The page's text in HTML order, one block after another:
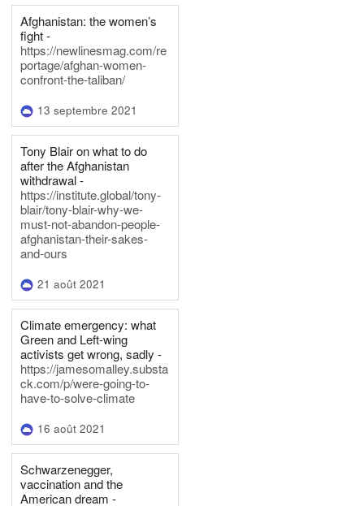
Afghanistan: the women’s
fight -
https://newlinesmag.com/re
portage/afghan-women-
confront-the-taliban/
13 septembre 2021
Tony Blair on what to do
after the Afghanistan
withdrawal -
https://institute.global/tony-
blair/tony-blair-why-we-
must-not-abandon-people-
afghanistan-their-sakes-
and-ours
21 août 2021
Climate emergency: what
Green and Left-wing
activists get wrong, sadly -
https://jamesomalley.substa
ck.com/p/were-going-to-
have-to-solve-climate
16 août 2021
Schwarzenegger,
vaccination and the
American dream -